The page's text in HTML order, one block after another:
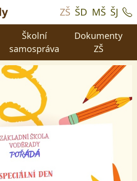
ZŠ ŠD MŠ ŠJ
Školní
samospráva
Dokumenty
ZŠ